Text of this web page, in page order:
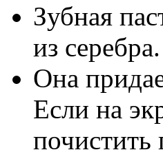
Зубная
из серебра.
Она
Если на